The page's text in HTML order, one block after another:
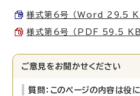
様式第6号 （Word 29.5
様式第6号 （PDF 59.5 KB
ご意見をお聞かせください
質問：このページの内容は役